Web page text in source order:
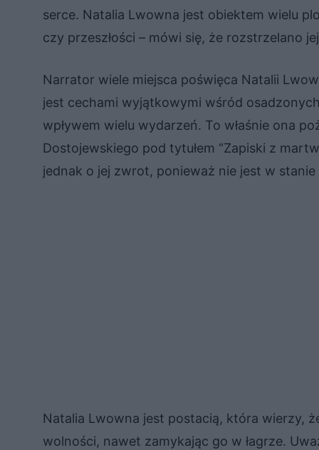
serce. Natalia Lwowna jest obiektem wielu
czy przeszłości – mówi się, że rozstrzelano
Narrator wiele miejsca poświęca Natalii
jest cechami wyjątkowymi wśród
wpływem wielu wydarzeń. To właśnie ona
Dostojewskiego pod tytułem “Zapiski z
jednak o jej zwrot, ponieważ nie jest w
Natalia Lwowna jest postacią, która wierzy,
wolności, nawet zamykając go w łagrze.